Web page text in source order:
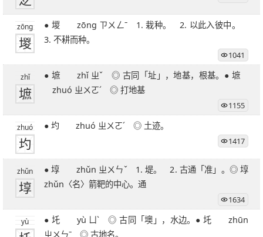
zōng
堫
● 堫 zōng ㄗㄨㄥˉ 1. 栽种。 2. 以此入彼中。
3. 不耕而种。
1041
zhǐ
墌
● 墌 zhǐ ㄓˇ ◎ 古同「址」，地基，根基。● 墌
zhuó ㄓㄨㄛˊ ◎ 打地基
1155
zhuó
圴
● 圴 zhuó ㄓㄨㄛˊ ◎ 土迹。
1417
zhǔn
埻
● 埻 zhǔn ㄓㄨㄣˇ 1. 堤。 2. 古通「准」。◎ 埻
zhǔn〈名〉箭靶的中心。通
1634
yù
● 圫 yù ㄩˋ ◎ 古同「墺」，水边。● 圫 zhūn
ㄓㄨㄣˉ ◎ 古地名。